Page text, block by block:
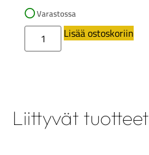
Varastossa
Lisää ostoskoriin
Liittyvät tuotteet